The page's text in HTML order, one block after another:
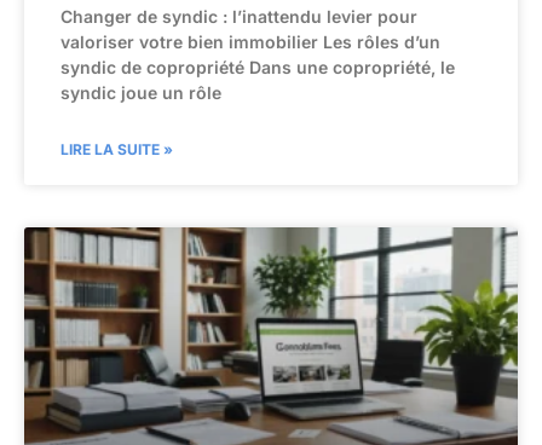
Changer de syndic : l’inattendu levier pour
valoriser votre bien immobilier Les rôles d’un
syndic de copropriété Dans une copropriété, le
syndic joue un rôle
LIRE LA SUITE »